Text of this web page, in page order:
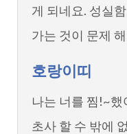
게 되네요. 성실
가는 것이 문제
호랑이띠
나는 너를 찜!~했
초사 할 수 밖에